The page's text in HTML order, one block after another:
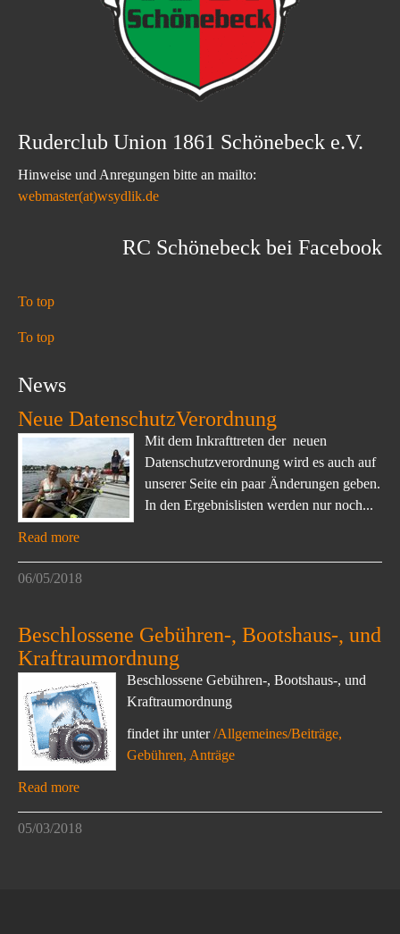
Ruderclub Union 1861 Schönebeck e.V.
Hinweise und Anregungen bitte an mailto:
webmaster(at)wsydlik.de
RC Schönebeck bei Facebook
To top
To top
News
Neue DatenschutzVerordnung
Mit dem Inkrafttreten der neuen
Datenschutzverordnung wird es auch auf
unserer Seite ein paar Änderungen geben.
In den Ergebnislisten werden nur noch...
Read more
06/05/2018
Beschlossene Gebühren-, Bootshaus-, und
Kraftraumordnung
Beschlossene Gebühren-, Bootshaus-, und
Kraftraumordnung
findet ihr unter/Allgemeines/Beiträge,
Gebühren, Anträge
Read more
05/03/2018